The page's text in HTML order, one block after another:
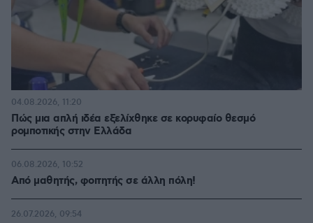
Πώς μια απλή ιδέα εξελίχθηκε σε κορυφαίο θεσμό
ρομποτικής στην Ελλάδα
04.08.2026, 11:20
Από μαθητής, φοιτητής σε άλλη πόλη!
06.08.2026, 10:52
26.07.2026, 09:54